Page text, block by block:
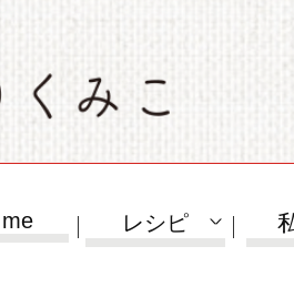
レシピ